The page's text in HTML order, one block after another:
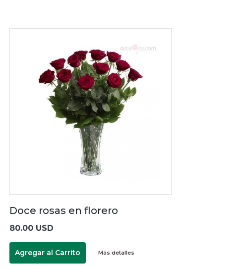
Doce rosas en florero
80.00 USD
Agregar al Carrito Más detalles